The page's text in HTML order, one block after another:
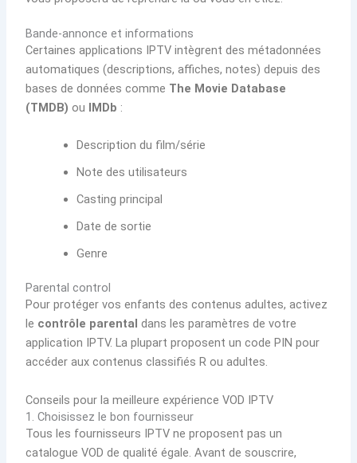
Bande-annonce et informations
Certaines applications IPTV intègrent des métadonnées
automatiques (descriptions, affiches, notes) depuis des
bases de données comme The Movie Database
(TMDB) ou IMDb :
Description du film/série
Note des utilisateurs
Casting principal
Date de sortie
Genre
Parental control
Pour protéger vos enfants des contenus adultes, activez
le contrôle parental dans les paramètres de votre
application IPTV. La plupart proposent un code PIN pour
accéder aux contenus classifiés R ou adultes.
Conseils pour la meilleure expérience VOD IPTV
1. Choisissez le bon fournisseur
Tous les fournisseurs IPTV ne proposent pas un
catalogue VOD de qualité égale. Avant de souscrire,